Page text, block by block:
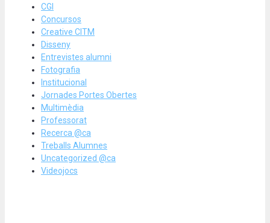
CGI
Concursos
Creative CITM
Disseny
Entrevistes alumni
Fotografia
Institucional
Jornades Portes Obertes
Multimèdia
Professorat
Recerca @ca
Treballs Alumnes
Uncategorized @ca
Videojocs